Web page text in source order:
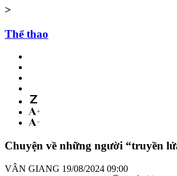
>
Thể thao
Chuyện về những người “truyền
VÂN GIANG 19/08/2024 09:00